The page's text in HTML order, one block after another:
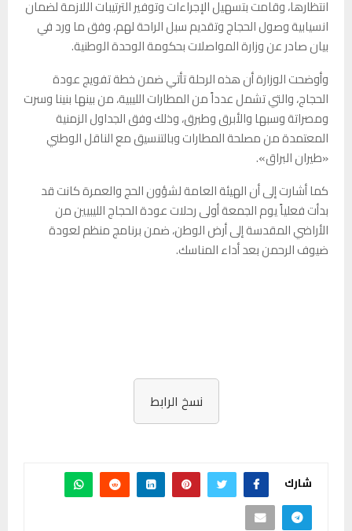
انتظارها، وقامت بتسهيل الإجراءات وتوفير الترتيبات اللازمة لضمان
انسيابية وصول الحجاج وتقديم سبل الراحة لهم، وفق ما ورد في
بيان صادر عن وزارة المواصلات بحكومة الوحدة الوطنية.
وأوضحت الوزارة أن هذه الرحلة تأتي ضمن خطة تفويج عودة
الحجاج، والتي تشمل عدداً من المطارات الليبية، من بينها بنينا وسرت
ومصراتة وسبها والأبرق وطبرق، وذلك وفق الجداول الزمنية
المعتمدة من مصلحة المطارات وبالتنسيق مع الناقل الوطني
«طيران البراق».
كما أشارت إلى أن الهيئة العامة لشؤون الحج والعمرة كانت قد
بدأت فعلياً يوم الجمعة أولى رحلات عودة الحجاج الليبيين من
الأراضي المقدسة إلى أرض الوطن، ضمن برنامج منظم لعودة
ضيوف الرحمن بعد أداء المناسك.
نسخ الرابط
شارك